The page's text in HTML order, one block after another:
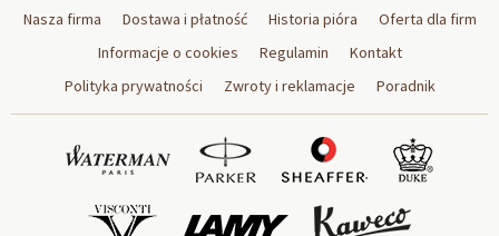
Nasza firma Dostawa i płatność Historia pióra
Oferta dla firm
Informacje o cookies
Regulamin
Kontakt
Polityka prywatności
Zwroty i reklamacje Poradnik